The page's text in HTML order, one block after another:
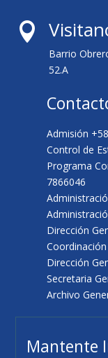

Barrio
52.A
Admisión
Control de
Programa
7866046
Dirección
Dirección
Secretaria
Archivo
Mantente